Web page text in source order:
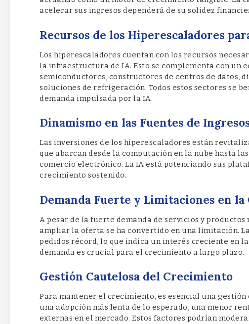
acelerar sus ingresos dependerá de su solidez
Recursos de los Hiperescaladores
Los hiperescaladores cuentan con los recursos
la infraestructura de IA. Esto se complementa con un
semiconductores, constructores de centros de datos,
soluciones de refrigeración. Todos estos sectores se
demanda impulsada por la IA.
Dinamismo en las Fuentes de
Las inversiones de los hiperescaladores están
que abarcan desde la computación en la nube hasta
comercio electrónico. La IA está potenciando sus
crecimiento sostenido.
Demanda Fuerte y Limitaciones en la
A pesar de la fuerte demanda de servicios y
ampliar la oferta se ha convertido en una limitación.
pedidos récord, lo que indica un interés creciente en
demanda es crucial para el crecimiento a largo plazo.
Gestión Cautelosa del Crecimiento
Para mantener el crecimiento, es esencial una gestión
una adopción más lenta de lo esperado, una menor
externas en el mercado. Estos factores podrían